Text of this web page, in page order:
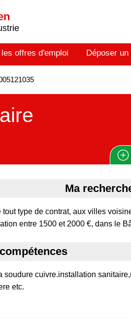
offres d'emploi Déposer un
Ma
tout type de contrat, aux villes
entre 1500 et 2000 €, dans le
soudure cuivre.installation
etc.